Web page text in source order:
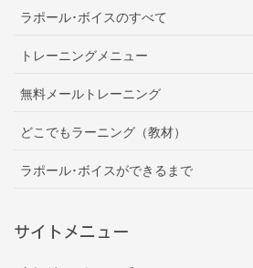
ラポール･ボイスのすべて
トレーニングメニュー
無料メールトレーニング
どこでもラーニング（教材）
ラポール･ボイスができるまで
サイトメニュー